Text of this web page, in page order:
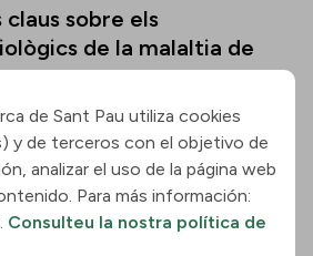
claus sobre els
de la malaltia de
Llegir la notícia
de la malaltia
de Sant Pau utiliza cookies
y de terceros con el objetivo de
analizar el uso de la página web
Para más información:
Consulteu la nostra política de